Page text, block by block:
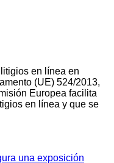
en línea en
(UE) 524/2013,
Europea facilita
en línea y que se